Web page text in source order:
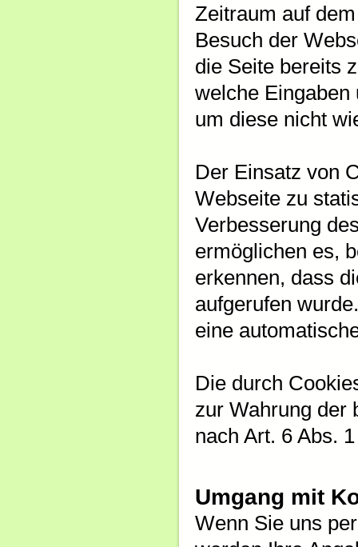
Zeitraum auf
Besuch der
die Seite bereits
welche Eingaben
um diese nicht
Der Einsatz von
Webseite zu
Verbesserung
ermöglichen es,
erkennen, dass
aufgerufen
eine
Die durch
zur Wahrung der
nach Art. 6 Abs.
Umgang mit
Wenn Sie uns